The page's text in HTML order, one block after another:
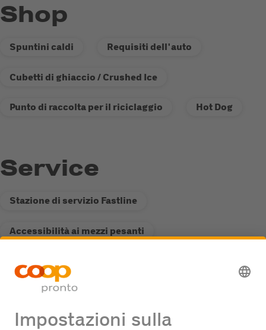
Shop
Spuntini caldi Requisiti dell'auto
Cubetti di ghiaccio / Crushed Ice
Punto di raccolta per il riciclaggio Hot Dog
Service
Stazione di servizio Fastline
Accessibilità ai mezzi pesanti
Offerte di lavoro